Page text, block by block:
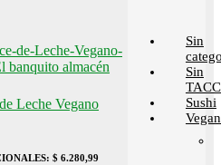
Leche Vegano
$ 6.280,99
Sin
Sin
TACC
Sushi